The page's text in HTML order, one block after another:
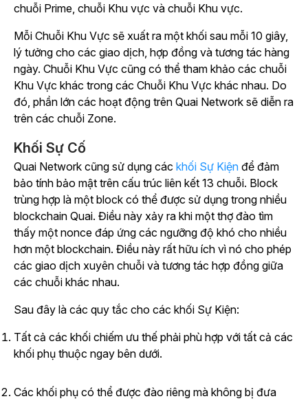
chuỗi Prime, chuỗi Khu vực và chuỗi Khu vực.
Mỗi Chuỗi Khu Vực sẽ xuất ra một khối sau mỗi 10 giây,
lý tưởng cho các giao dịch, hợp đồng và tương tác hàng
ngày. Chuỗi Khu Vực cũng có thể tham khảo các chuỗi
Khu Vực khác trong các Chuỗi Khu Vực khác nhau. Do
đó, phần lớn các hoạt động trên Quai Network sẽ diễn ra
trên các chuỗi Zone.
Khối Sự Cố
Quai Network cũng sử dụng các khối Sự Kiện để đảm
bảo tính bảo mật trên cấu trúc liên kết 13 chuỗi. Block
trùng hợp là một block có thể được sử dụng trong nhiều
blockchain Quai. Điều này xảy ra khi một thợ đào tìm
thấy một nonce đáp ứng các ngưỡng độ khó cho nhiều
hơn một blockchain. Điều này rất hữu ích vì nó cho phép
các giao dịch xuyên chuỗi và tương tác hợp đồng giữa
các chuỗi khác nhau.
Sau đây là các quy tắc cho các khối Sự Kiện:
Tất cả các khối chiếm ưu thế phải phù hợp với tất cả các
khối phụ thuộc ngay bên dưới.
Các khối phụ có thể được đào riêng mà không bị đưa